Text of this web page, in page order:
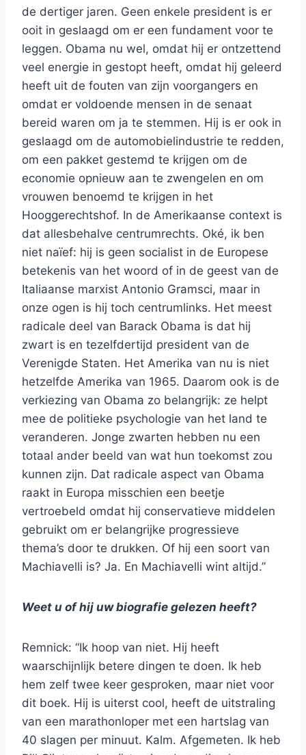
de dertiger jaren. Geen enkele president is er
ooit in geslaagd om er een fundament voor te
leggen. Obama nu wel, omdat hij er ontzettend
veel energie in gestopt heeft, omdat hij geleerd
heeft uit de fouten van zijn voorgangers en
omdat er voldoende mensen in de senaat
bereid waren om ja te stemmen. Hij is er ook in
geslaagd om de automobielindustrie te redden,
om een pakket gestemd te krijgen om de
economie opnieuw aan te zwengelen en om
vrouwen benoemd te krijgen in het
Hooggerechtshof. In de Amerikaanse context is
dat allesbehalve centrumrechts. Oké, ik ben
niet naïef: hij is geen socialist in de Europese
betekenis van het woord of in de geest van de
Italiaanse marxist Antonio Gramsci, maar in
onze ogen is hij toch centrumlinks. Het meest
radicale deel van Barack Obama is dat hij
zwart is en tezelfdertijd president van de
Verenigde Staten. Het Amerika van nu is niet
hetzelfde Amerika van 1965. Daarom ook is de
verkiezing van Obama zo belangrijk: ze helpt
mee de politieke psychologie van het land te
veranderen. Jonge zwarten hebben nu een
totaal ander beeld van wat hun toekomst zou
kunnen zijn. Dat radicale aspect van Obama
raakt in Europa misschien een beetje
vertroebeld omdat hij conservatieve middelen
gebruikt om er belangrijke progressieve
thema’s door te drukken. Of hij een soort van
Machiavelli is? Ja. En Machiavelli wint altijd.”
Weet u of hij uw biografie gelezen heeft?
Remnick: “Ik hoop van niet. Hij heeft
waarschijnlijk betere dingen te doen. Ik heb
hem zelf twee keer gesproken, maar niet voor
dit boek. Hij is uiterst cool, heeft de uitstraling
van een marathonloper met een hartslag van
40 slagen per minuut. Kalm. Afgemeten. Ik heb